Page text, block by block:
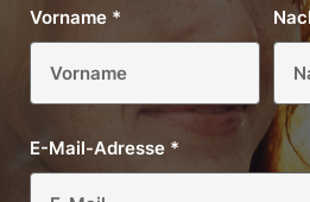
Vorname *
E-Mail-Adresse *